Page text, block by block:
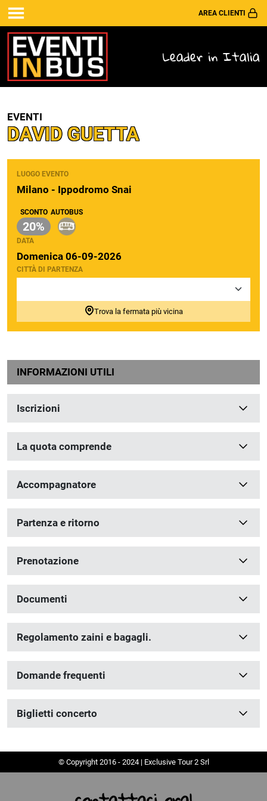
AREA CLIENTI
Leader in Italia
EVENTI
DAVID GUETTA
LUOGO EVENTO
Milano - Ippodromo Snai
SCONTO
20%
AUTOBUS
DATA
Domenica 06-09-2026
CITTÀ DI PARTENZA
Trova la fermata più vicina
INFORMAZIONI UTILI
Iscrizioni
La quota comprende
Accompagnatore
Partenza e ritorno
Prenotazione
Documenti
Regolamento zaini e bagagli.
Domande frequenti
Biglietti concerto
© Copyright 2016 - 2024 | Exclusive Tour 2 Srl